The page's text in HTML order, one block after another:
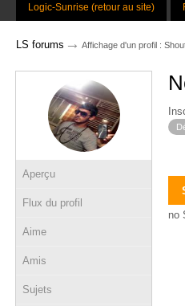
Logic-Sunrise (retour au site)
LS forums → Affichage d'un profil :
Aperçu
Flux du profil
Aime
Amis
Sujets
no